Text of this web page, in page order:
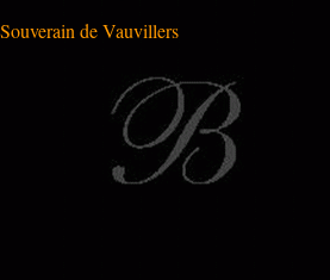
Souverain de Vauvillers